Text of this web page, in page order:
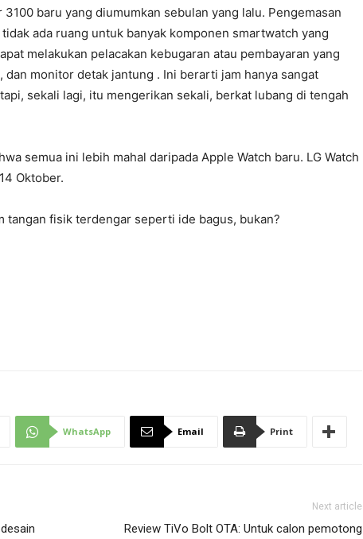
baru yang diumumkan sebulan yang lalu. Pengemasan
ada ruang untuk banyak komponen smartwatch yang
melakukan pelacakan kebugaran atau pembayaran yang
dan monitor detak jantung . Ini berarti jam hanya sangat
sekali lagi, itu mengerikan sekali, berkat lubang di tengah
semua ini lebih mahal daripada Apple Watch baru. LG Watch
Oktober.
tangan fisik terdengar seperti ide bagus, bukan?
WhatsApp Email Print
Next article
Review TiVo Bolt OTA: Untuk calon pemotong